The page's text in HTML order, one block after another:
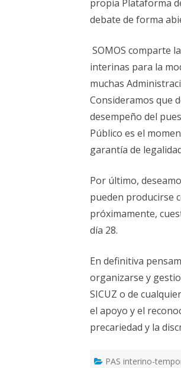
propia Plataforma
debate de forma
SOMOS comparte
interinas para la
muchas
Consideramos que
desempeño del
Público es el
garantía de
Por último,
pueden producirse
próximamente,
día 28.
En definitiva
organizarse y
SICUZ o de
el apoyo y el
precariedad y la
PAS interino-